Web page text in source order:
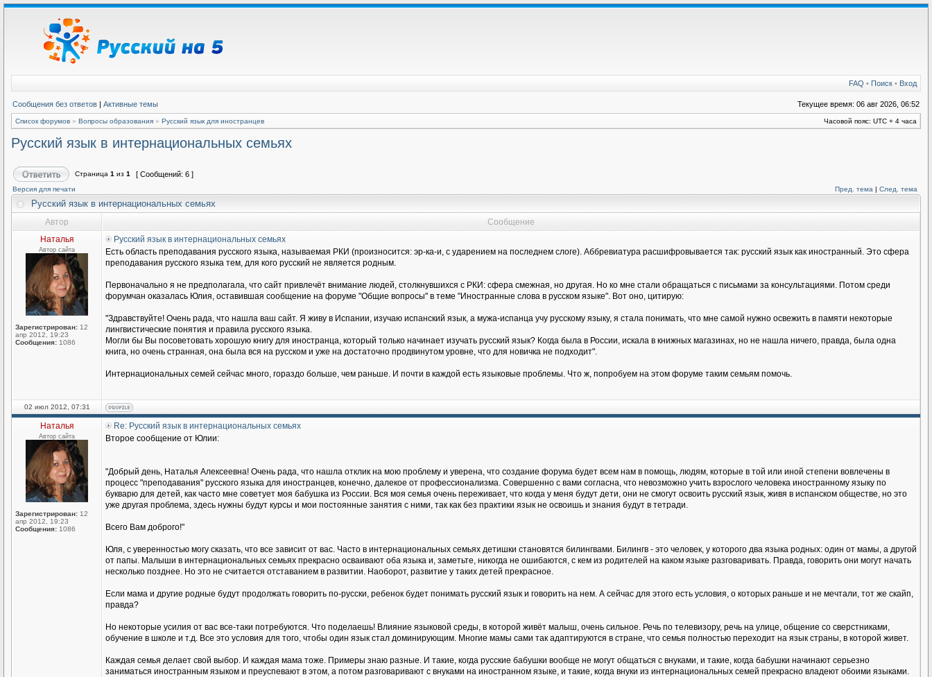
FAQ • Поиск • Вход
Сообщения без ответов | Активные темы Текущее время: 06 авг 2026, 06:52
Список форумов » Вопросы образования » Русский язык для иностранцев Часовой пояс: UTC + 4 часа
Русский язык в интернациональных семьях
Страница 1 из 1 [ Сообщений: 6 ]
Версия для печати Пред. тема | След. тема
Русский язык в интернациональных семьях
Автор
Сообщение
Наталья
Автор сайта
Зарегистрирован: 12
апр 2012, 19:23
Сообщения: 1086
Русский язык в интернациональных семьях
Есть область преподавания русского языка, называемая РКИ (произносится: эр-ка-и, с ударением на последнем слоге). Аббревиатура расшифровывается так: русский язык как иностранный. Это сфера
преподавания русского языка тем, для кого русский не является родным.
Первоначально я не предполагала, что сайт привлечёт внимание людей, столкнувшихся с РКИ: сфера смежная, но другая. Но ко мне стали обращаться с письмами за консультациями. Потом среди
форумчан оказалась Юлия, оставившая сообщение на форуме "Общие вопросы" в теме "Иностранные слова в русском языке". Вот оно, цитирую:
"Здравствуйте! Очень рада, что нашла ваш сайт. Я живу в Испании, изучаю испанский язык, а мужа-испанца учу русскому языку, я стала понимать, что мне самой нужно освежить в памяти некоторые
лингвистические понятия и правила русского языка.
Могли бы Вы посоветовать хорошую книгу для иностранца, который только начинает изучать русский язык? Когда была в России, искала в книжных магазинах, но не нашла ничего, правда, была одна
книга, но очень странная, она была вся на русском и уже на достаточно продвинутом уровне, что для новичка не подходит".
Интернациональных семей сейчас много, гораздо больше, чем раньше. И почти в каждой есть языковые проблемы. Что ж, попробуем на этом форуме таким семьям помочь.
02 июл 2012, 07:31
Наталья
Автор сайта
Зарегистрирован: 12
апр 2012, 19:23
Сообщения: 1086
Re: Русский язык в интернациональных семьях
Второе сообщение от Юлии:
"Добрый день, Наталья Алексеевна! Очень рада, что нашла отклик на мою проблему и уверена, что создание форума будет всем нам в помощь, людям, которые в той или иной степени вовлечены в
процесс "преподавания" русского языка для иностранцев, конечно, далекое от профессионализма. Совершенно с вами согласна, что невозможно учить взрослого человека иностранному языку по
букварю для детей, как часто мне советует моя бабушка из России. Вся моя семья очень переживает, что когда у меня будут дети, они не смогут освоить русский язык, живя в испанском обществе, но это
уже другая проблема, здесь нужны будут курсы и мои постоянные занятия с ними, так как без практики язык не освоишь и знания будут в тетради.
Всего Вам доброго!"
Юля, с уверенностью могу сказать, что все зависит от вас. Часто в интернациональных семьях детишки становятся билингвами. Билингв - это человек, у которого два языка родных: один от мамы, а другой
от папы. Малыши в интернациональных семьях прекрасно осваивают оба языка и, заметьте, никогда не ошибаются, с кем из родителей на каком языке разговаривать. Правда, говорить они могут начать
несколько позднее. Но это не считается отставанием в развитии. Наоборот, развитие у таких детей прекрасное.
Если мама и другие родные будут продолжать говорить по-русски, ребенок будет понимать русский язык и говорить на нем. А сейчас для этого есть условия, о которых раньше и не мечтали, тот же скайп,
правда?
Но некоторые усилия от вас все-таки потребуются. Что поделаешь! Влияние языковой среды, в которой живёт малыш, очень сильное. Речь по телевизору, речь на улице, общение со сверстниками,
обучение в школе и т.д. Все это условия для того, чтобы один язык стал доминирующим. Многие мамы сами так адаптируются в стране, что семья полностью переходит на язык страны, в которой живет.
Каждая семья делает свой выбор. И каждая мама тоже. Примеры знаю разные. И такие, когда русские бабушки вообще не могут общаться с внуками, и такие, когда бабушки начинают серьезно
заниматься иностранным языком и преуспевают в этом, а потом разговаривают с внуками на иностранном языке, и такие, когда внуки из интернациональных семей прекрасно владеют обоими языками.